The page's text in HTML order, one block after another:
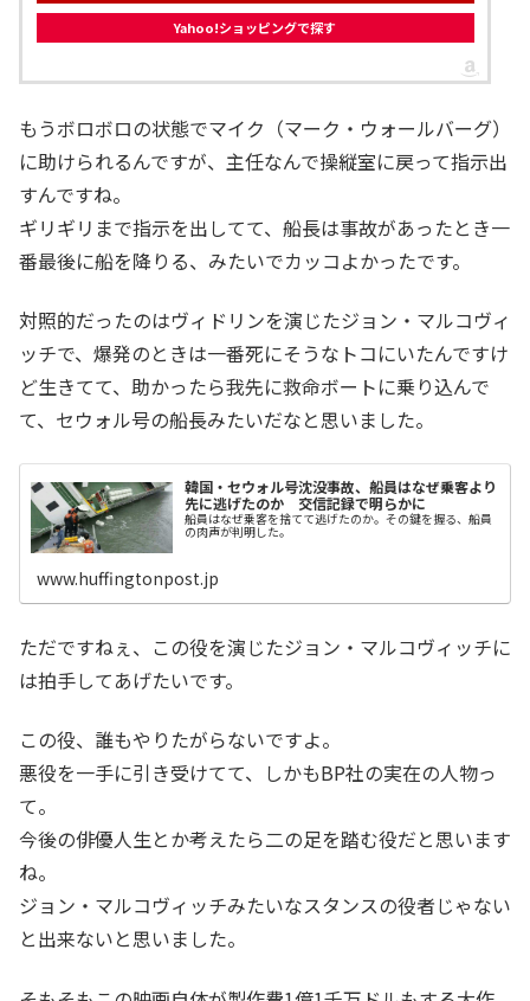
Yahoo!ショッピングで探す
もうボロボロの状態でマイク（マーク・ウォールバーグ）
に助けられるんですが、主任なんで操縦室に戻って指示出
すんですね。
ギリギリまで指示を出してて、船長は事故があったとき一
番最後に船を降りる、みたいでカッコよかったです。
対照的だったのはヴィドリンを演じたジョン・マルコヴィ
ッチで、爆発のときは一番死にそうなトコにいたんですけ
ど生きてて、助かったら我先に救命ボートに乗り込んで
て、セウォル号の船長みたいだなと思いました。
韓国・セウォル号沈没事故、船員はなぜ乗客より
先に逃げたのか 交信記録で明らかに
船員はなぜ乗客を捨てて逃げたのか。その鍵を握る、船員
の肉声が判明した。
www.huffingtonpost.jp
ただですねぇ、この役を演じたジョン・マルコヴィッチに
は拍手してあげたいです。
この役、誰もやりたがらないですよ。
悪役を一手に引き受けてて、しかもBP社の実在の人物っ
て。
今後の俳優人生とか考えたら二の足を踏む役だと思います
ね。
ジョン・マルコヴィッチみたいなスタンスの役者じゃない
と出来ないと思いました。